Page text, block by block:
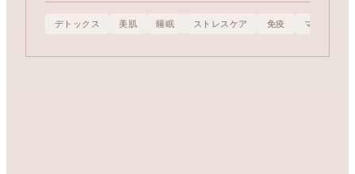
デトックス 美肌 睡眠 ストレスケア 免疫 マタニティ